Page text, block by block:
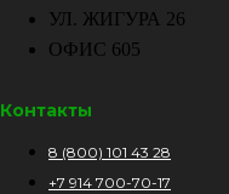
УЛ. ЖИГУРА 26
ОФИС 605
Контакты
8 (800) 101 43 28
+7 914 700-70-17